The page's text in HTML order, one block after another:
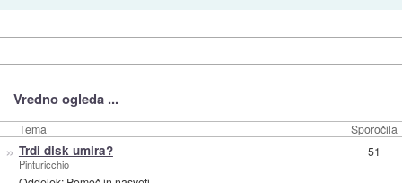
Vredno ogleda ...
Tema Sporočila
» Trdi disk umira?
Pinturicchio
51